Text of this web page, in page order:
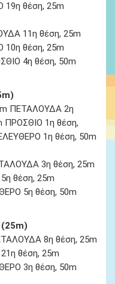
19η θέση, 25m
11η θέση, 25m
10η θέση, 25m
4η θέση, 50m
ΠΕΤΑΛΟΥΔΑ 2η
ΠΡΟΣΘΙΟ 1η θέση,
1η θέση, 50m
3η θέση, 25m
η θέση, 25m
5η θέση, 50m
8η θέση, 25m
η θέση, 25m
3η θέση, 50m